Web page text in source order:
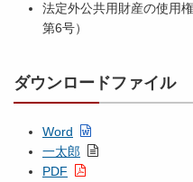
法定外公共用財産の使用
第6号）
ダウンロードファイル
Word
一太郎
PDF